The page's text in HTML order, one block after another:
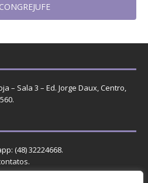
– Sala 3 – Ed. Jorge Daux, Centro,
(48) 32224668.
.